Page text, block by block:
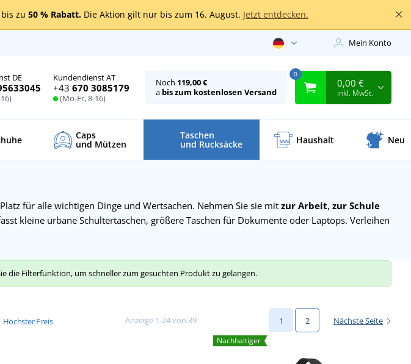
zu 50 % Rabatt. Die Aktion gilt nur bis zum 16. August. Jetzt entdecken.
Mein Konto
DE Kundendienst AT
+43 670 3085179
(Mo-Fr, 8-16)
Noch 119,00 €
a bis zum kostenlosen Versand
0
0,00 €
inkl. MwSt.
Caps
und Mützen
Taschen
und Rucksäcke Haushalt Neu
für alle wichtigen Dinge und Wertsachen. Nehmen Sie sie mit zur Arbeit, zur Schule
kleine urbane Schultertaschen, größere Taschen für Dokumente oder Laptops. Verleihen
die Filterfunktion, um schneller zum gesuchten Produkt zu gelangen.
Höchster Preis Anzeige 1-24 von 39 1 2 Nächste Seite
Nachhaltiger